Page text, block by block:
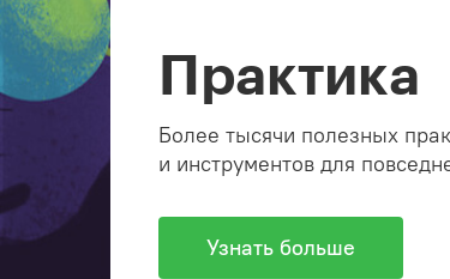
Практика
Более тысячи полезных
и инструментов для
Узнать больше